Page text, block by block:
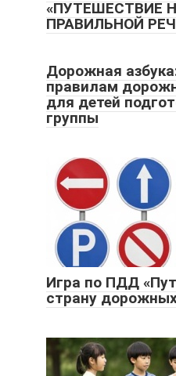
«ПУТЕШЕСТВИЕ
ПРАВИЛЬНОЙ
Дорожная
правилам
для детей
группы
Игра по ПДД
страну